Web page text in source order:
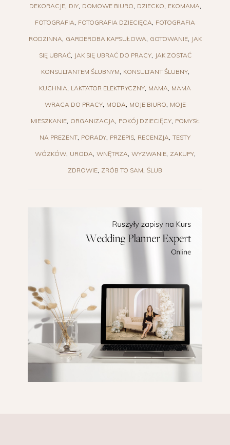
DEKORACJE DIY DOMOWE BIURO DZIECKO EKOMAMA
FOTOGRAFIA FOTOGRAFIA DZIECIĘCA FOTOGRAFIA
RODZINNA GARDEROBA KAPSUŁOWA GOTOWANIE JAK
SIĘ UBRAĆ JAK SIĘ UBRAĆ DO PRACY JAK ZOSTAĆ
KONSULTANTEM ŚLUBNYM KONSULTANT ŚLUBNY
KUCHNIA LAKTATOR ELEKTRYCZNY MAMA MAMA
WRACA DO PRACY MODA MOJE BIURO MOJE
MIESZKANIE ORGANIZACJA POKÓJ DZIECIĘCY POMYSŁ
NA PREZENT PORADY PRZEPIS RECENZJA TESTY
WÓZKÓW URODA WNĘTRZA WYZWANIE ZAKUPY
ZDROWIE ZRÓB TO SAM ŚLUB